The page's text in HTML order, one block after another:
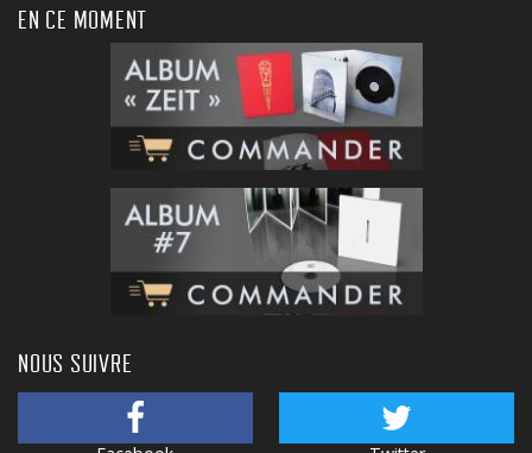
EN CE MOMENT
NOUS SUIVRE